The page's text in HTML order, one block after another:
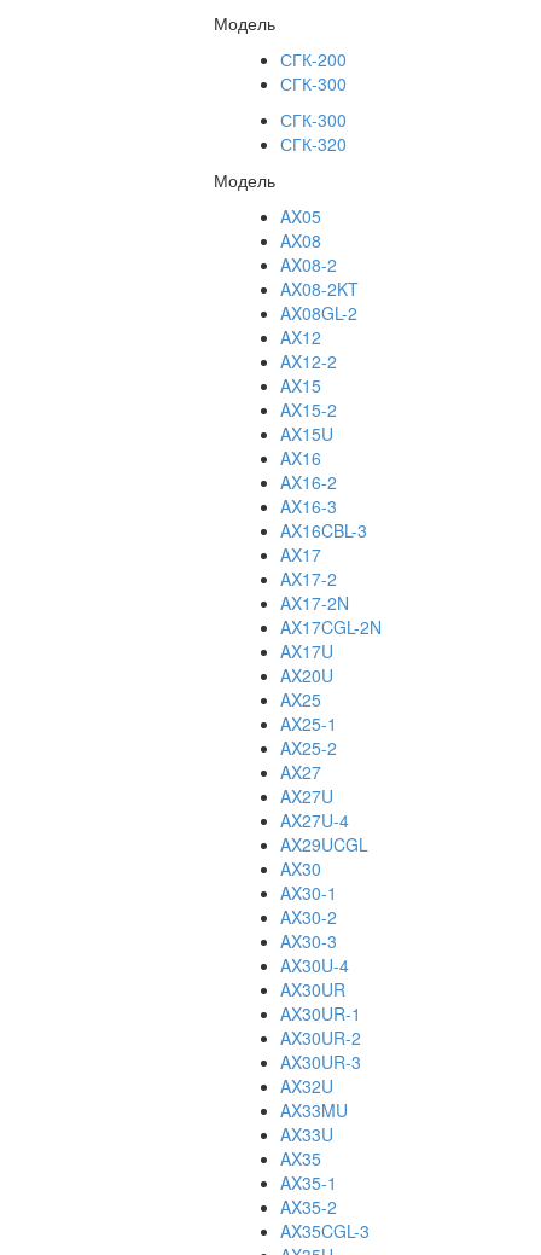
Модель
СГК-200
СГК-300
СГК-300
СГК-320
Модель
AX05
AX08
AX08-2
AX08-2KT
AX08GL-2
AX12
AX12-2
AX15
AX15-2
AX15U
AX16
AX16-2
AX16-3
AX16CBL-3
AX17
AX17-2
AX17-2N
AX17CGL-2N
AX17U
AX20U
AX25
AX25-1
AX25-2
AX27
AX27U
AX27U-4
AX29UCGL
AX30
AX30-1
AX30-2
AX30-3
AX30U-4
AX30UR
AX30UR-1
AX30UR-2
AX30UR-3
AX32U
AX33MU
AX33U
AX35
AX35-1
AX35-2
AX35CGL-3